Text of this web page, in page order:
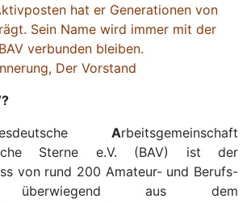
hat er Generationen von
Sein Name wird immer mit der
verbunden bleiben.
Der Vorstand
Arbeitsgemeinschaft
Sterne e.V. (BAV) ist der
von rund 200 Amateur- und Berufs-
überwiegend aus dem